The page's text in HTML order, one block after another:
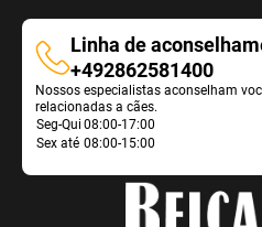
Linha de
Linha
de
aconselhamento
+492862581400
Nossos especialistas aconselham
relacionadas a cães.
Öffnungszeiten
Seg-Qui 08:00-17:00
Sex até 08:00-15:00